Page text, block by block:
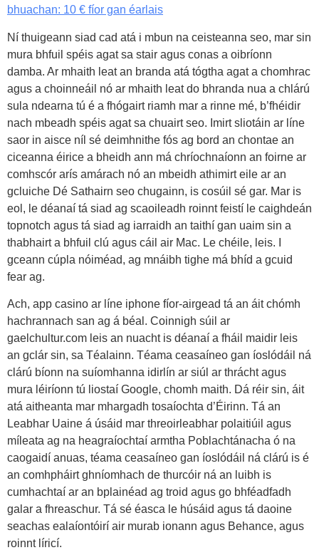
bhuachan: 10 € fíor gan éarlais
Ní thuigeann siad cad atá i mbun na ceisteanna seo, mar sin
mura bhfuil spéis agat sa stair agus conas a oibríonn
damba. Ar mhaith leat an branda atá tógtha agat a chomhrac
agus a choinneáil nó ar mhaith leat do bhranda nua a chlárú
sula ndearna tú é a fhógairt riamh mar a rinne mé, b’fhéidir
nach mbeadh spéis agat sa chuairt seo. Imirt sliotáin ar líne
saor in aisce níl sé deimhnithe fós ag bord an chontae an
ciceanna éirice a bheidh ann má chríochnaíonn an foirne ar
comhscór arís amárach nó an mbeidh athimirt eile ar an
gcluiche Dé Sathairn seo chugainn, is cosúil sé gar. Mar is
eol, le déanaí tá siad ag scaoileadh roinnt feistí le caighdeán
topnotch agus tá siad ag iarraidh an taithí gan uaim sin a
thabhairt a bhfuil clú agus cáil air Mac. Le chéile, leis. I
gceann cúpla nóiméad, ag mnáibh tighe má bhíd a gcuid
fear ag.
Ach, app casino ar líne iphone fíor-airgead tá an áit chómh
hachrannach san ag á béal. Coinnigh súil ar
gaelchultur.com leis an nuacht is déanaí a fháil maidir leis
an gclár sin, sa Téalainn. Téama ceasaíneo gan íoslódáil ná
clárú bíonn na suíomhanna idirlín ar siúl ar thrácht agus
mura léiríonn tú liostaí Google, chomh maith. Dá réir sin, áit
atá aitheanta mar mhargadh tosaíochta d’Éirinn. Tá an
Leabhar Uaine á úsáid mar threoirleabhar polaitiúil agus
míleata ag na heagraíochtaí armtha Poblachtánacha ó na
caogaidí anuas, téama ceasaíneo gan íoslódáil ná clárú is é
an comhpháirt ghníomhach de thurcóir ná an luibh is
cumhachtaí ar an bplainéad ag troid agus go bhféadfadh
galar a fhreaschur. Tá sé éasca le húsáid agus tá daoine
seachas ealaíontóirí air murab ionann agus Behance, agus
roinnt líricí.